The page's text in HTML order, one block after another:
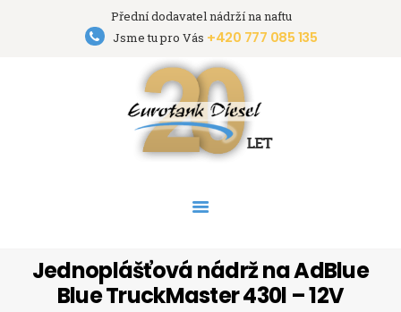
Přední dodavatel nádrží na naftu
Jsme tu pro Vás +420 777 085 135
Jednoplášťová nádrž na AdBlue
Blue TruckMaster 430l – 12V
Eurotank Diesel s.r.o.
Přední dodavatel nádrží na naftu
HOME
NÁDRŽE
PRONÁJEM NÁDRŽÍ
KONTAKT